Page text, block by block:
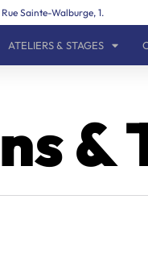
Rue Sainte-Walburge, 1.
ATELIERS & STAGES
&